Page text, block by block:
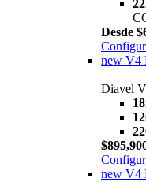
Desde
new V4
Diavel
new V4